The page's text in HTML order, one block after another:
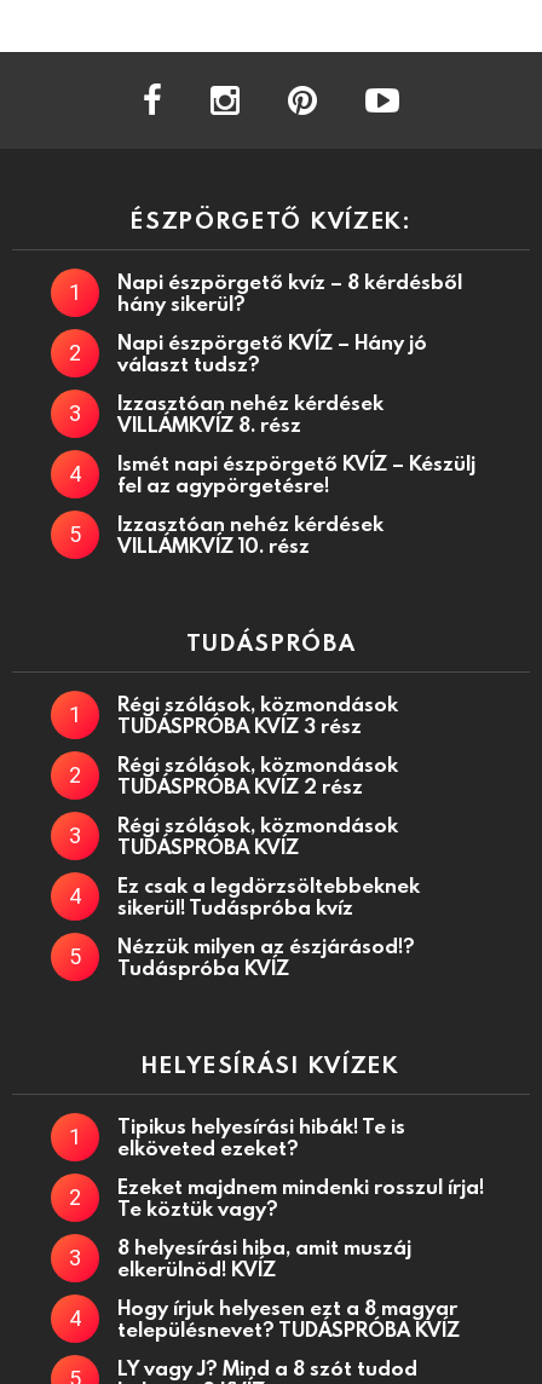
facebook instagram
ÉSZPÖRGETŐ KVÍZEK:
Napi észpörgető kvíz – 8 kérdésből
hány sikerül?
Napi észpörgető KVÍZ – Hány jó
választ tudsz?
Izzasztóan nehéz kérdések
VILLÁMKVÍZ 8. rész
Ismét napi észpörgető KVÍZ – Készülj
fel az agypörgetésre!
Izzasztóan nehéz kérdések
VILLÁMKVÍZ 10. rész
TUDÁSPRÓBA
Régi szólások, közmondások
TUDÁSPRÓBA KVÍZ 3 rész
Régi szólások, közmondások
TUDÁSPRÓBA KVÍZ 2 rész
Régi szólások, közmondások
TUDÁSPRÓBA KVÍZ
Ez csak a legdörzsöltebbeknek
sikerül! Tudáspróba kvíz
Nézzük milyen az észjárásod!?
Tudáspróba KVÍZ
HELYESÍRÁSI KVÍZEK
Tipikus helyesírási hibák! Te is
elköveted ezeket?
Ezeket majdnem mindenki rosszul írja!
Te köztük vagy?
8 helyesírási hiba, amit muszáj
elkerülnöd! KVÍZ
Hogy írjuk helyesen ezt a 8 magyar
településnevet? TUDÁSPRÓBA KVÍZ
LY vagy J? Mind a 8 szót tudod